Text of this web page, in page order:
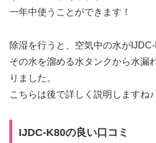
一年中使うことができます！
除湿を行うと、空気中の水がIJDC-
その水を溜める水タンクから水漏
りました。
こちらは後で詳しく説明しますね♪
IJDC-K80の良い口コミ